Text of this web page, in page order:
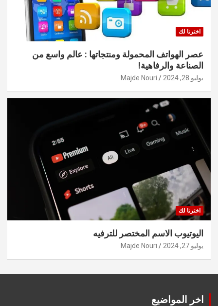
اخترنا لك
عصر الهواتف المحمولة ومنتجاتها : عالم واسع من
الصناعة والرفاهية!
يوليو 28, 2024 Majde Nouri
اخترنا لك
اليوتيوب الاسم المختصر للترفيه
يوليو 27, 2024 Majde Nouri
اخر المواضيع